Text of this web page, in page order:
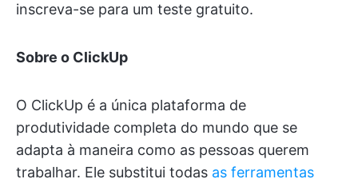
inscreva-se para um teste gratuito.
Sobre o ClickUp
O ClickUp é a única plataforma de
produtividade completa do mundo que se
adapta à maneira como as pessoas querem
trabalhar. Ele substitui todas as ferramentas